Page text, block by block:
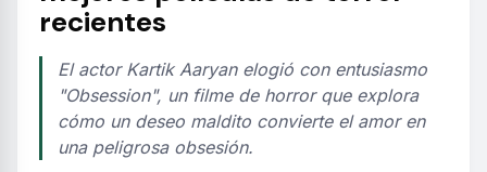
recientes
El actor Kartik Aaryan elogió con entusiasmo
"Obsession", un filme de horror que explora
cómo un deseo maldito convierte el amor en
una peligrosa obsesión.